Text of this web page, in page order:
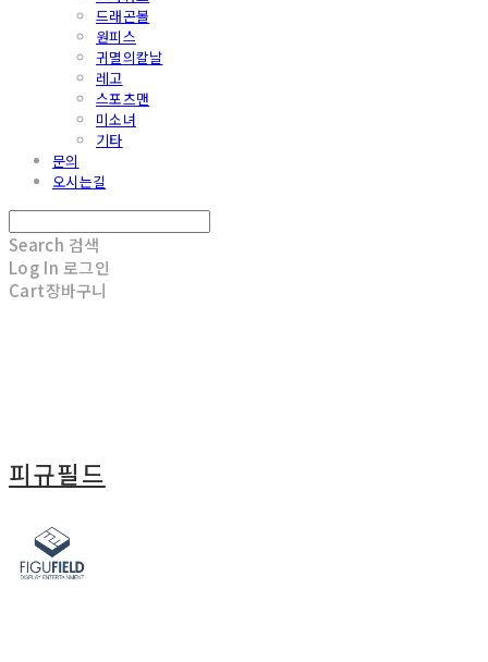
드래곤볼
원피스
귀멸의칼날
레고
스포츠맨
미소녀
기타
문의
오시는길
Search 검색
Log In 로그인
Cart장바구니
피규필드